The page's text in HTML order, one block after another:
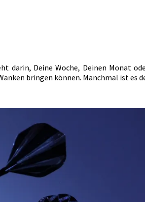
darin, Deine Woche, Deinen Monat
bringen können. Manchmal ist